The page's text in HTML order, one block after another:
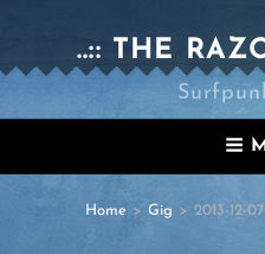
..:: THE
Home > Gig > 2013-12-